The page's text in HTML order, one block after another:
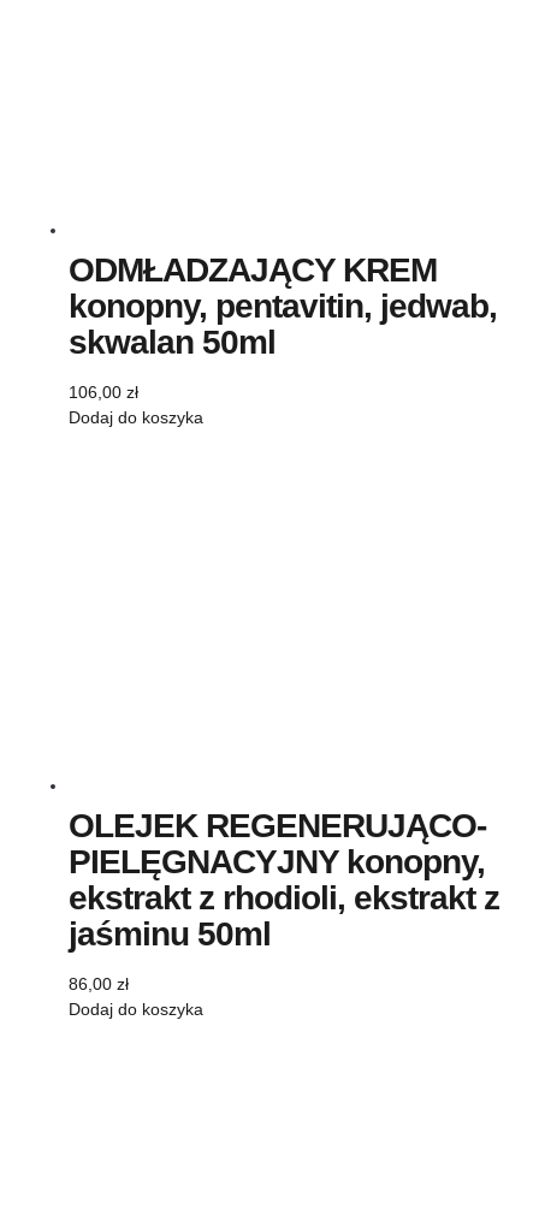
ODMŁADZAJĄCY KREM
konopny, pentavitin, jedwab,
skwalan 50ml
106,00 zł
Dodaj do koszyka
OLEJEK REGENERUJĄCO-
PIELĘGNACYJNY konopny,
ekstrakt z rhodioli, ekstrakt z
jaśminu 50ml
86,00 zł
Dodaj do koszyka